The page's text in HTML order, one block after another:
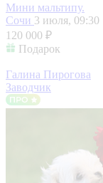
Мини мальтипу.
Сочи 3 июля, 09:30
120 000 ₽
Подарок
Галина Пирогова
Заводчик